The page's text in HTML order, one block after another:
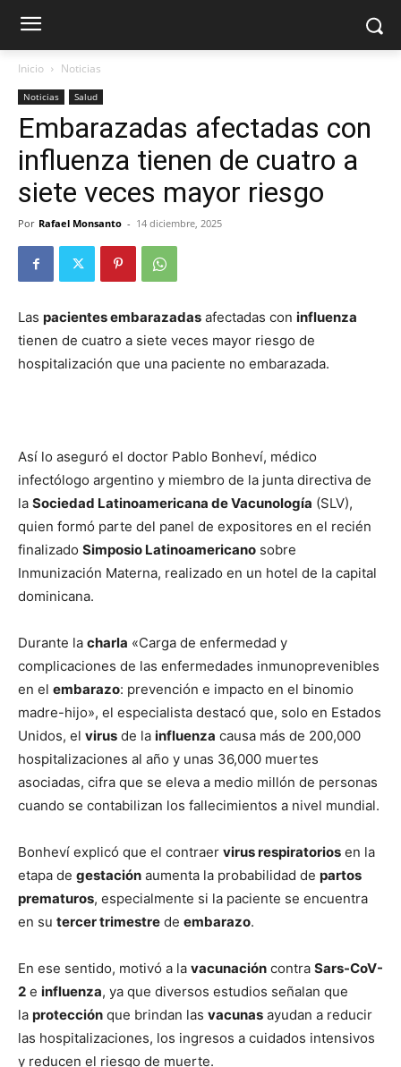
Inicio Noticias
Noticias Salud
Embarazadas afectadas con
influenza tienen de cuatro a
siete veces mayor riesgo
Por Rafael Monsanto - 14 diciembre, 2025
Las pacientes embarazadas afectadas con influenza
tienen de cuatro a siete veces mayor riesgo de
hospitalización que una paciente no embarazada.
Así lo aseguró el doctor Pablo Bonheví, médico
infectólogo argentino y miembro de la junta directiva de
la Sociedad Latinoamericana de Vacunología (SLV),
quien formó parte del panel de expositores en el recién
finalizado Simposio Latinoamericano sobre
Inmunización Materna, realizado en un hotel de la capital
dominicana.
Durante la charla «Carga de enfermedad y
complicaciones de las enfermedades inmunoprevenibles
en el embarazo: prevención e impacto en el binomio
madre-hijo», el especialista destacó que, solo en Estados
Unidos, el virus de la influenza causa más de 200,000
hospitalizaciones al año y unas 36,000 muertes
asociadas, cifra que se eleva a medio millón de personas
cuando se contabilizan los fallecimientos a nivel mundial.
Bonheví explicó que el contraer virus respiratorios en la
etapa de gestación aumenta la probabilidad de partos
prematuros, especialmente si la paciente se encuentra
en su tercer trimestre de embarazo.
En ese sentido, motivó a la vacunación contra Sars-CoV-
2 e influenza, ya que diversos estudios señalan que
la protección que brindan las vacunas ayudan a reducir
las hospitalizaciones, los ingresos a cuidados intensivos
y reducen el riesgo de muerte.